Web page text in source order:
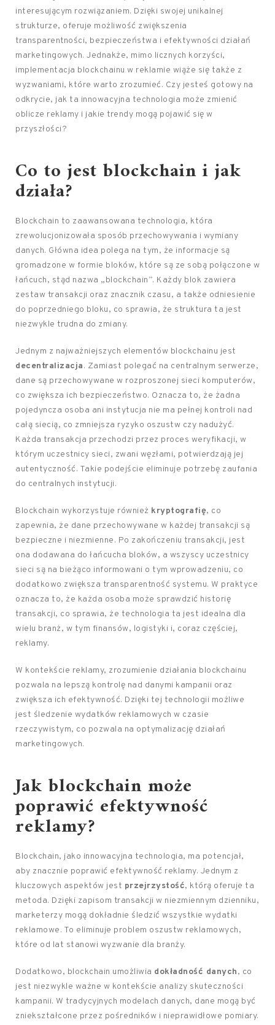
interesującym rozwiązaniem. Dzięki swojej unikalnej
strukturze, oferuje możliwość zwiększenia
transparentności, bezpieczeństwa i efektywności działań
marketingowych. Jednakże, mimo licznych korzyści,
implementacja blockchainu w reklamie wiąże się także z
wyzwaniami, które warto zrozumieć. Czy jesteś gotowy na
odkrycie, jak ta innowacyjna technologia może zmienić
oblicze reklamy i jakie trendy mogą pojawić się w
przyszłości?
Co to jest blockchain i jak
działa?
Blockchain to zaawansowana technologia, która
zrewolucjonizowała sposób przechowywania i wymiany
danych. Główna idea polega na tym, że informacje są
gromadzone w formie bloków, które są ze sobą połączone w
łańcuch, stąd nazwa „blockchain”. Każdy blok zawiera
zestaw transakcji oraz znacznik czasu, a także odniesienie
do poprzedniego bloku, co sprawia, że struktura ta jest
niezwykle trudna do zmiany.
Jednym z najważniejszych elementów blockchainu jest
decentralizacja. Zamiast polegać na centralnym serwerze,
dane są przechowywane w rozproszonej sieci komputerów,
co zwiększa ich bezpieczeństwo. Oznacza to, że żadna
pojedyncza osoba ani instytucja nie ma pełnej kontroli nad
całą siecią, co zmniejsza ryzyko oszustw czy nadużyć.
Każda transakcja przechodzi przez proces weryfikacji, w
którym uczestnicy sieci, zwani węzłami, potwierdzają jej
autentyczność. Takie podejście eliminuje potrzebę zaufania
do centralnych instytucji.
Blockchain wykorzystuje również kryptografię, co
zapewnia, że dane przechowywane w każdej transakcji są
bezpieczne i niezmienne. Po zakończeniu transakcji, jest
ona dodawana do łańcucha bloków, a wszyscy uczestnicy
sieci są na bieżąco informowani o tym wprowadzeniu, co
dodatkowo zwiększa transparentność systemu. W praktyce
oznacza to, że każda osoba może sprawdzić historię
transakcji, co sprawia, że technologia ta jest idealna dla
wielu branż, w tym finansów, logistyki i, coraz częściej,
reklamy.
W kontekście reklamy, zrozumienie działania blockchainu
pozwala na lepszą kontrolę nad danymi kampanii oraz
zwiększa ich efektywność. Dzięki tej technologii możliwe
jest śledzenie wydatków reklamowych w czasie
rzeczywistym, co pozwala na optymalizację działań
marketingowych.
Jak blockchain może
poprawić efektywność
reklamy?
Blockchain, jako innowacyjna technologia, ma potencjał,
aby znacznie poprawić efektywność reklamy. Jednym z
kluczowych aspektów jest przejrzystość, którą oferuje ta
metoda. Dzięki zapisom transakcji w niezmiennym dzienniku,
marketerzy mogą dokładnie śledzić wszystkie wydatki
reklamowe. To eliminuje problem oszustw reklamowych,
które od lat stanowi wyzwanie dla branży.
Dodatkowo, blockchain umożliwia dokładność danych, co
jest niezwykle ważne w kontekście analizy skuteczności
kampanii. W tradycyjnych modelach danych, dane mogą być
zniekształcone przez pośredników i nieprawidłowe pomiary.